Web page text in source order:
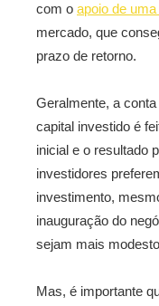
com o apoio de
mercado, que
prazo de retorno.
Geralmente, a
capital investido é
inicial e o resultado
investidores
investimento,
inauguração do
sejam mais
Mas, é importante